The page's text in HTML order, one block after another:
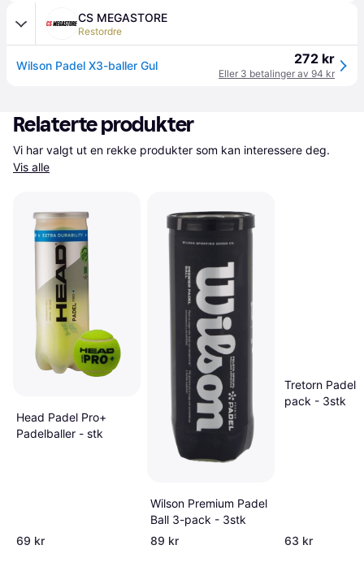
CS MEGASTORE
Restordre
Wilson Padel X3-baller Gul 272 kr
Eller 3 betalinger av 94 kr
Relaterte produkter
Vis alle
Head Padel Pro+
Padelballer - stk
69 kr
Wilson Premium Padel
Ball 3-pack - 3stk
89 kr
Tretorn Padel
pack - 3stk
63 kr